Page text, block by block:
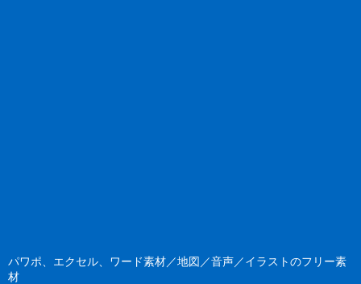
パワポ、エクセル、ワード素材／地図／音声／イラストのフリー素
材